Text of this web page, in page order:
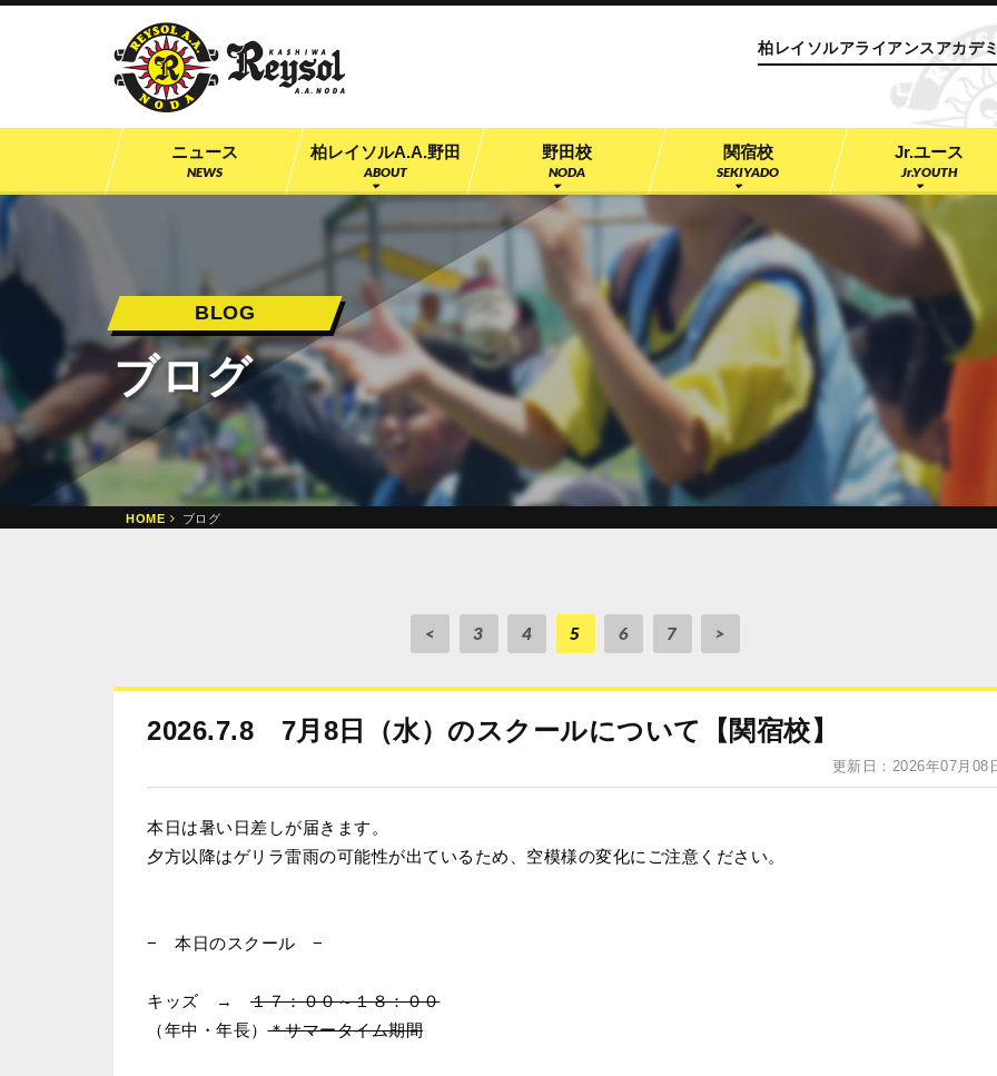
柏レイソル公認サッカースクール 柏レイソルアライアンスアカデミ
柏レイソルアライアンスアカデ
ニュース
NEWS
柏レイソルA.A.野田
ABOUT
野田校
NODA
関宿校
SEKIYADO
Jr.ユース
Jr.YOUTH
BLOG
ブログ
HOME ブログ
< 3 4 5 6 7 >
2026.7.8 7月8日（水）のスクールについて【関宿校】
更新日：2026年07月08
本日は暑い日差しが届きます。
夕方以降はゲリラ雷雨の可能性が出ているため、空模様の変化にご注意ください。
− 本日のスクール −
キッズ → １７：００～１８：００
（年中・年長）＊サマータイム期間